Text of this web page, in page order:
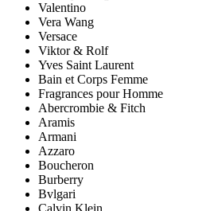
Valentino
Vera Wang
Versace
Viktor & Rolf
Yves Saint Laurent
Bain et Corps Femme
Fragrances pour Homme
Abercrombie & Fitch
Aramis
Armani
Azzaro
Boucheron
Burberry
Bvlgari
Calvin Klein